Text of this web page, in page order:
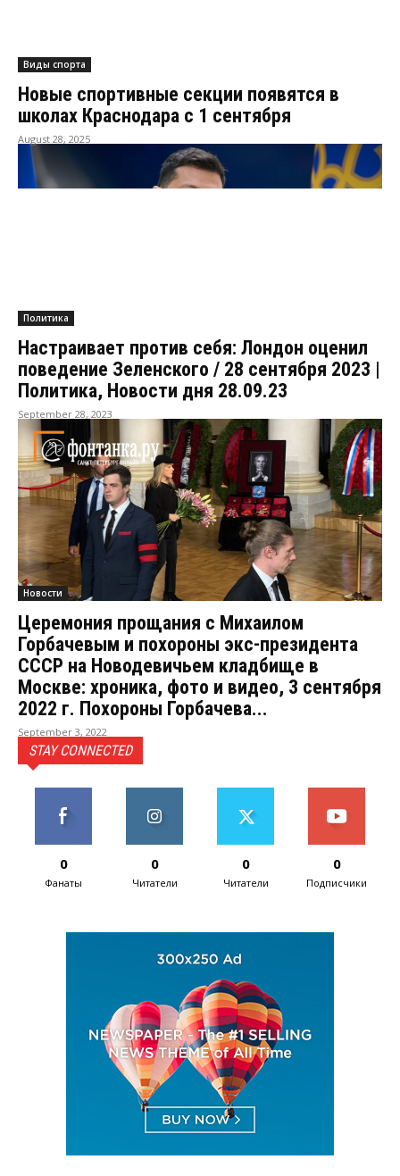
Виды спорта
Новые спортивные секции появятся в
школах Краснодара с 1 сентября
August 28, 2025
Политика
Настраивает против себя: Лондон оценил
поведение Зеленского / 28 сентября 2023 |
Политика, Новости дня 28.09.23
September 28, 2023
Новости
Церемония прощания с Михаилом
Горбачевым и похороны экс-президента
СССР на Новодевичьем кладбище в
Москве: хроника, фото и видео, 3 сентября
2022 г. Похороны Горбачева...
September 3, 2022
STAY CONNECTED
0
Фанаты
0
Читатели
0
Читатели
0
Подписчики